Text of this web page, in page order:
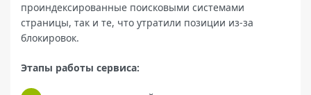
проиндексированные поисковыми системами
страницы, так и те, что утратили позиции из-за
блокировок.
Этапы работы сервиса: